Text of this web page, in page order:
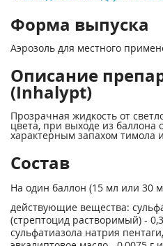
Форма выпуска
Аэрозоль для местного
Описание
(Inhalypt)
Прозрачная жидкость от
цвета, при выходе из баллона
характерным запахом тимола
Состав
На один баллон (15 мл или 30
действующие вещества:
(стрептоцид растворимый) -
сульфатиазола натрия